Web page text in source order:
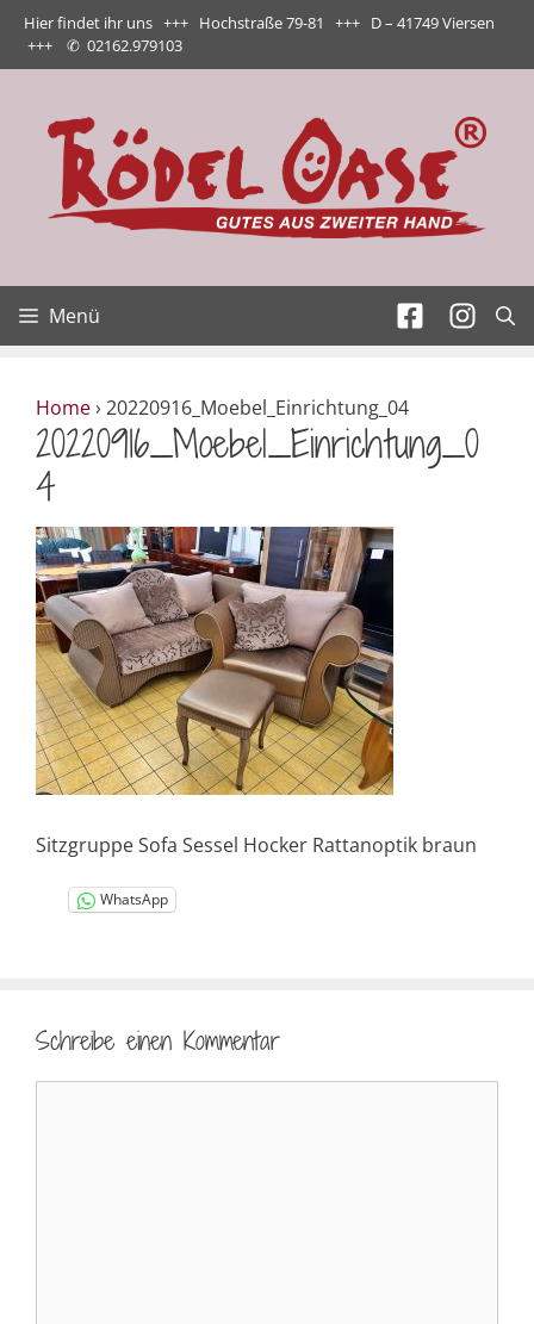
Zum
Inhalt
springen
Hier findet ihr uns +++ Hochstraße 79-81 +++ D – 41749 Viersen
+++ ✆ 02162.979103
Menü
Home› 20220916_Moebel_Einrichtung_04
20220916_Moebel_Einrichtung_0
4
Sitzgruppe Sofa Sessel Hocker Rattanoptik braun
WhatsApp
Schreibe einen Kommentar